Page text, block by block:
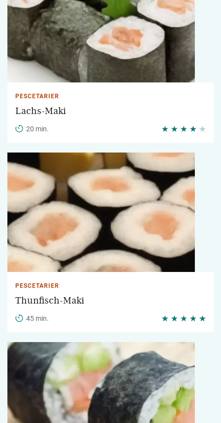
PESCETARIER
Lachs-Maki
20 min.
PESCETARIER
Thunfisch-Maki
45 min.